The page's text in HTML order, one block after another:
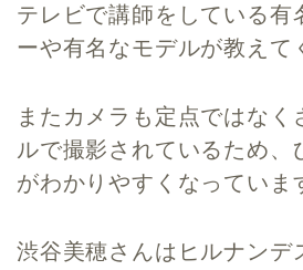
テレビで講師をしている有
ーや有名なモデルが教えて
またカメラも定点ではなく
ルで撮影されているため、
がわかりやすくなっていま
渋谷美穂さんはヒルナンデ